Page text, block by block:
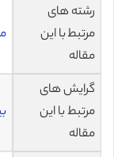
رشته های
مرتبط با این
مقاله
گرایش های
مرتبط با این
مقاله